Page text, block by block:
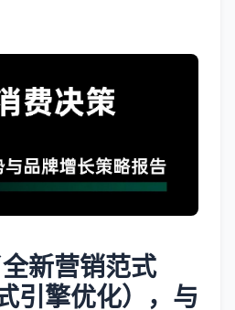
新营销范式
引擎优化），与